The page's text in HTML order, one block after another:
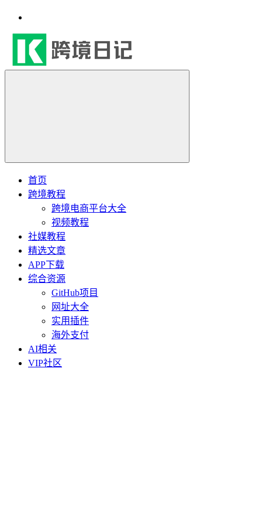
首页
跨境教程
跨境电商平台大全
视频教程
社媒教程
精选文章
APP下载
综合资源
GitHub项目
网址大全
实用插件
海外支付
AI相关
VIP社区